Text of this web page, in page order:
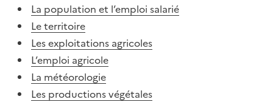
La population et l’emploi salarié
Le territoire
Les exploitations agricoles
L’emploi agricole
La météorologie
Les productions végétales